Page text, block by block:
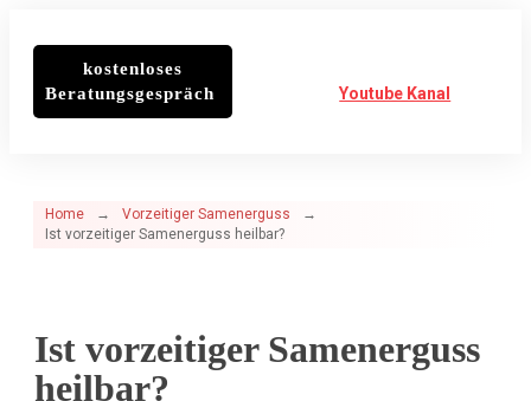
kostenloses
Beratungsgespräch
Youtube Kanal
Home → Vorzeitiger Samenerguss
→
Ist vorzeitiger Samenerguss heilbar?
Ist vorzeitiger Samenerguss
heilbar?